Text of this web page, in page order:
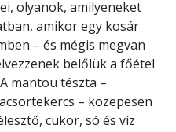
olyanok, amilyeneket
amikor egy kosár
– és mégis megvan
belőlük a főétel
mantou tészta –
– közepesen
cukor, só és víz